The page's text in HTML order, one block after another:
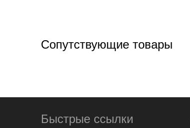
Сопутствующие товары
Быстрые ссылки